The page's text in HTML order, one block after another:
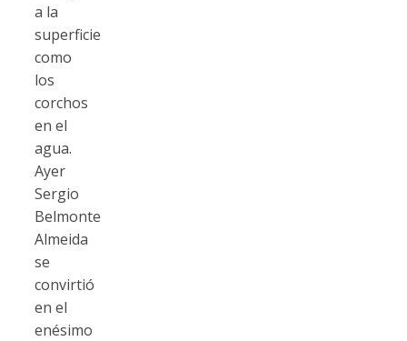
a la
superficie
como
los
corchos
en el
agua.
Ayer
Sergio
Belmonte
Almeida
se
convirtió
en el
enésimo